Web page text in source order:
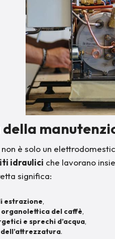
della
è solo un
idraulici che lavorano
significa:
estrazione,
del caffè,
e sprechi d’acqua,
.